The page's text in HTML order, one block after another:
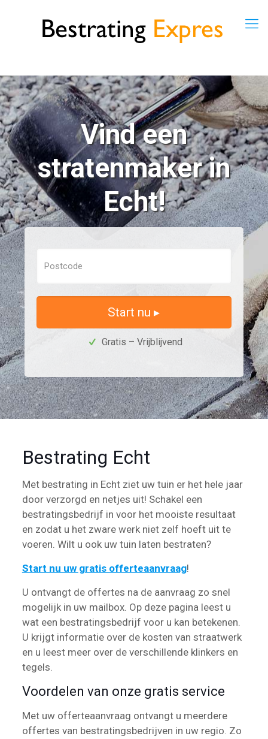
Vind een
stratenmaker in
Echt!
Start nu ▸
Gratis – Vrijblijvend
Bestrating Echt
Met bestrating in Echt ziet uw tuin er het hele jaar
door verzorgd en netjes uit! Schakel een
bestratingsbedrijf in voor het mooiste resultaat
en zodat u het zware werk niet zelf hoeft uit te
voeren. Wilt u ook uw tuin laten bestraten?
Start nu uw gratis offerteaanvraag!
U ontvangt de offertes na de aanvraag zo snel
mogelijk in uw mailbox. Op deze pagina leest u
wat een bestratingsbedrijf voor u kan betekenen.
U krijgt informatie over de kosten van straatwerk
en u leest meer over de verschillende klinkers en
tegels.
Voordelen van onze gratis service
Met uw offerteaanvraag ontvangt u meerdere
offertes van bestratingsbedrijven in uw regio. Zo